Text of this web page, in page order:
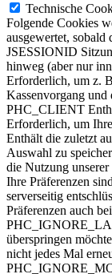
Technische
Folgende Cookies
ausgewertet, sobald
JSESSIONID
hinweg (aber nur
Erforderlich, um z.
Kassenvorgang
PHC_CLIENT
Erforderlich, um
Enthält die zuletzt
Auswahl zu
die Nutzung
Ihre Präferenzen
serverseitig
Präferenzen auch
überspringen
nicht jedes Mal